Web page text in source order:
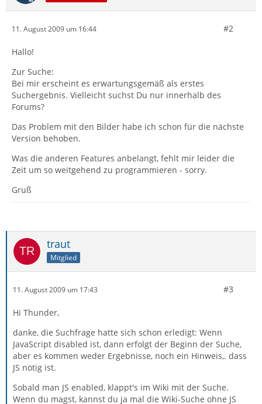
11. August 2009 um 16:44 #2
Hallo!
Zur Suche:
Bei mir erscheint es erwartungsgemäß als erstes
Suchergebnis. Vielleicht suchst Du nur innerhalb des
Forums?
Das Problem mit den Bilder habe ich schon für die nächste
Version behoben.
Was die anderen Features anbelangt, fehlt mir leider die
Zeit um so weitgehend zu programmieren - sorry.
Gruß
traut
Mitglied
11. August 2009 um 17:43 #3
Hi Thunder,
danke, die Suchfrage hatte sich schon erledigt: Wenn
JavaScript disabled ist, dann erfolgt der Beginn der Suche,
aber es kommen weder Ergebnisse, noch ein Hinweis,. dass
JS nötig ist.
Sobald man JS enabled, klappt's im Wiki mit der Suche.
Wenn du magst, kannst du ja mal die Wiki-Suche ohne JS